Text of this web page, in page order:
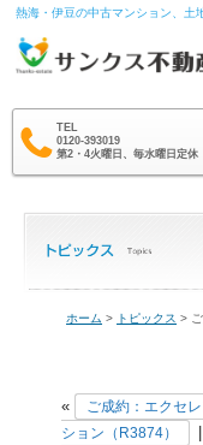
熱海・伊豆の中古マンション、土
TEL
0120-393019
第2・4火曜日、毎水曜日定休
ホーム > トピックス >
«
ご成約：エクセ
ション（R3874）